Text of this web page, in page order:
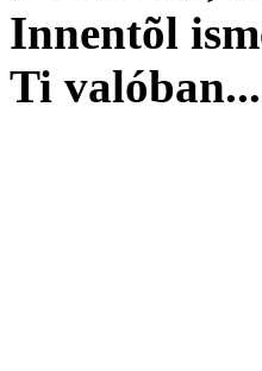
Innentõl
Ti valóban...